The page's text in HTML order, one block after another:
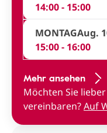
14:00 - 15:00
MONTAGAug.
15:00 - 16:00
Mehr ansehen
Möchten Sie
vereinbaren?Auf